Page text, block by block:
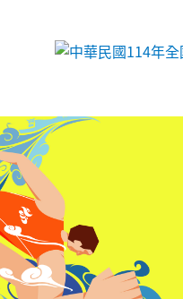
跳到主要內容